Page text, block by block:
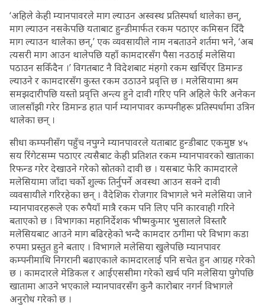
‘अहिले केही म्यानपावरले माग ल्याउन अस्वस्थ प्रतिस्पर्धा थालेका छन्,
माग ल्याउन नसकेपछि यताबाट हुन्डीमार्फत रकम पठाएर कमिसन दिँदै
माग ल्याउन थालेका छन्,’ एक व्यवसायीले नाम नबताउने शर्तमा भने, ‘अब
त्यसरी माग आउन थालेपछि यहाँ कामदारसँग पैसा नउठाई मलेसिया
पठाउन सकिँदैन ।’ विगतबाट नै विदेशबाट मंहगो रकम खर्चिएर डिमान्ड
ल्याउने र कामदारसँग कुस्त रकम उठाउने प्रवृत्ति छ । मलेसियामा श्रम
समझदारीपछि यस्तो प्रवृत्ति अन्त्य हुने दावी गरिए पनि अहिले फेरि अनेकन
जालसाँझी गरेर डिमान्ड हात पार्न म्यानपावर कम्पनीहरू प्रतिस्पर्धामा उत्रिन
थालेका छन् ।
सीधा कम्पनीसँग पहुँच नपुग्ने म्यानपावरले यताबाट हुन्डीबाट एकमुष्ठ ४५
सय रिंगेटसम्म पठाएर त्यसैबाट केही प्रतिशत रकम म्यानपावरको खाताका
रिफन्ड गरेर देखाउने गरेको स्रोतको दावी छ । यसबाट फेरि कामदारले
मलेसियामा जाँदा चर्को शुल्क तिर्नुपर्ने अवस्था आउन सक्ने दावी
व्यवसायीले गरिरहेका छन् । वैदेशिक रोजगार विभागले भने मलेसिया जाने
म्यानपावरहरूले एक रुपैयाँ मात्रै रकम पनि लिए पनि कारवाही गरिने
बताएको छ । विभागका महानिर्देशक भीष्मकुमार भुसालले विस्तारै
मलेसियबाट आउने माग बढिरहेको भन्दै कामदार ठगीमा परे विभाग कडा
रुपमा प्रस्तुत हुने बताए । विभागले मलेसिया खुलेपछि म्यानपावर
कम्पनीमाथि निगरानी बढाएकाले कामदारलाई पनि सचेत हुन आग्रह गरेको
छ । कामदारले मेडिकल र आईएससीमा गरेको खर्च पनि मलेसिया पुगेपछि
खातामा आउने भएकाले म्यानपावरसँग कुनै कारोबार नगर्न विभागले
अनुरोध गरेको छ ।